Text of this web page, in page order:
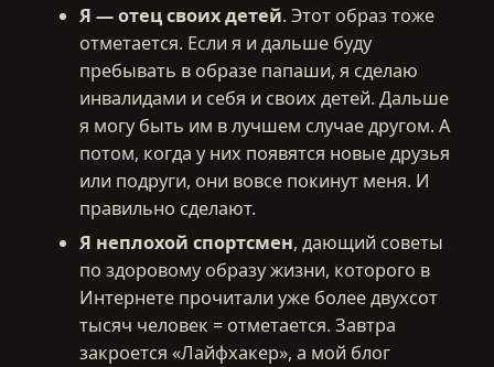
Я — отец своих детей. Этот образ тоже
отметается. Если я и дальше буду
пребывать в образе папаши, я сделаю
инвалидами и себя и своих детей. Дальше
я могу быть им в лучшем случае другом. А
потом, когда у них появятся новые друзья
или подруги, они вовсе покинут меня. И
правильно сделают.
Я неплохой спортсмен, дающий советы
по здоровому образу жизни, которого в
Интернете прочитали уже более двухсот
тысяч человек = отметается. Завтра
закроется «Лайфхакер», а мой блог